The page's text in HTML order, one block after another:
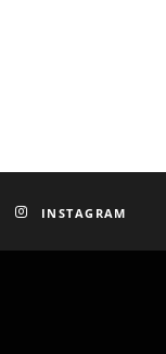
INSTAGRAM